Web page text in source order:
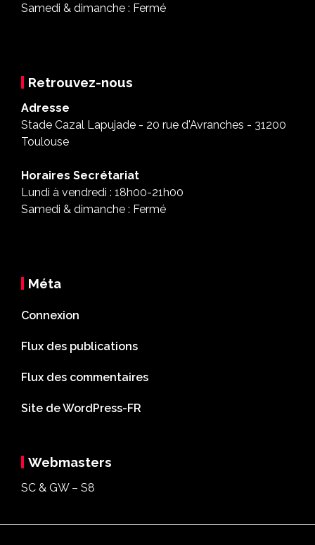
Samedi & dimanche : Fermé
Retrouvez-nous
Adresse
Stade Cazal Lapujade - 20 rue d'Avranches - 31200
Toulouse
Horaires Secrétariat
Lundi à vendredi : 18h00-21h00
Samedi & dimanche : Fermé
Méta
Connexion
Flux des publications
Flux des commentaires
Site de WordPress-FR
Webmasters
SC & GW – S8